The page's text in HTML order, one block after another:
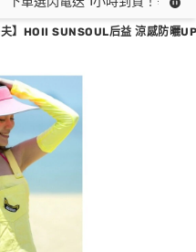
夫】HOII SUNSOUL后益 涼感防曬